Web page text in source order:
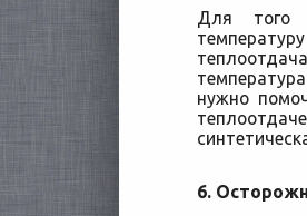
Для того
нужно
6.